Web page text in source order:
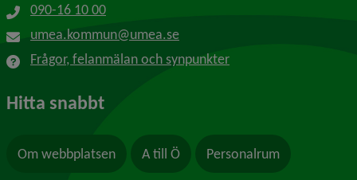
090-16 10 00
umea.kommun@umea.se
Frågor, felanmälan och synpunkter
Hitta snabbt
Om webbplatsen A till Ö Personalrum